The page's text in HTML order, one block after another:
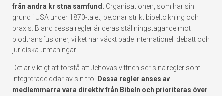
från andra kristna samfund. Organisationen, som har sin
grund i USA under 1870-talet, betonar strikt bibeltolkning och
praxis. Bland dessa regler är deras ställningstagande mot
blodtransfusioner, vilket har väckt både internationell debatt och
juridiska utmaningar.
Det är viktigt att förstå att Jehovas vittnen ser sina regler som
integrerade delar av sin tro.
Dessa regler anses av
medlemmarna vara direktiv från Bibeln och prioriteras över